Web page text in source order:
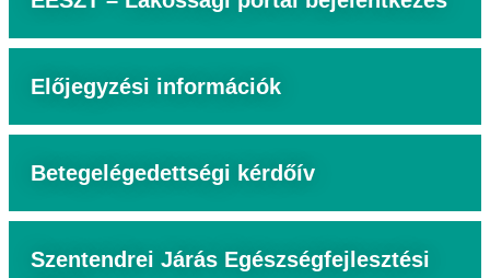
Előjegyzési információk
Betegelégedettségi kérdőív
Szentendrei Járás Egészségfejlesztési